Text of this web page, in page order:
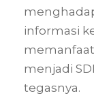
informasi
menjadi
tegasnya.